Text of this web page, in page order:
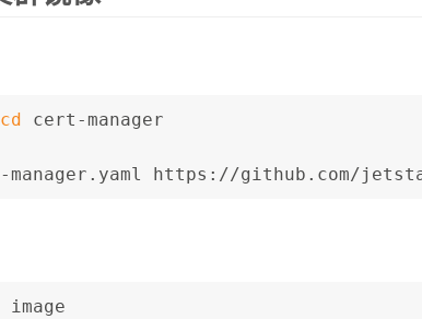
cd cert-manager
https://github.com/